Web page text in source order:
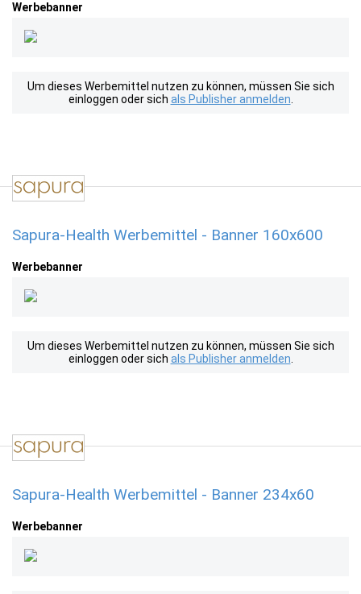
Werbebanner
Um dieses Werbemittel nutzen zu können, müssen Sie sich
einloggen oder sich als Publisher anmelden
Sapura-Health Werbemittel - Banner 160x600
Werbebanner
Um dieses Werbemittel nutzen zu können, müssen Sie sich
einloggen oder sich als Publisher anmelden
Sapura-Health Werbemittel - Banner 234x60
Werbebanner